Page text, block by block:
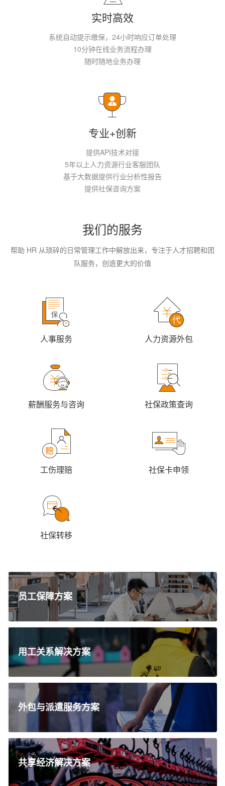
实时高效
系统自动提示缴保，24小时响应订单处理
10分钟在线业务流程办理
随时随地业务办理
专业+创新
提供API技术对接
5年以上人力资源行业客服团队
基于大数据提供行业分析性报告
提供社保咨询方案
我们的服务
帮助 HR 从琐碎的日常管理工作中解放出来，专注于人才招聘和团
队服务，创造更大的价值
人事服务 人力资源外包
薪酬服务与咨询 社保政策查询
工伤理赔 社保卡申领
社保转移
员工保障方案
用工关系解决方案
外包与派遣服务方案
共享经济解决方案